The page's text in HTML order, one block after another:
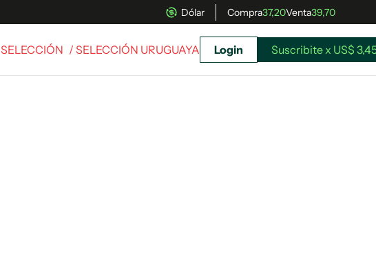
Dólar Compra37,20Venta39,70
SELECCIÓN / SELECCIÓN URUGUAYA Login Suscribite x US$